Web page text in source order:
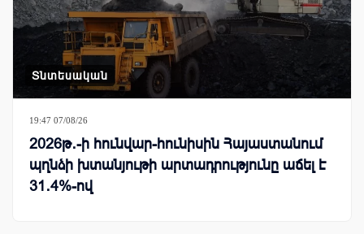
Տնտեսական
19:47 07/08/26
2026թ․-ի հունվար-հունիսին Հայաստանում
պղնձի խտանյութի արտադրությունը աճել է
31․4%-ով